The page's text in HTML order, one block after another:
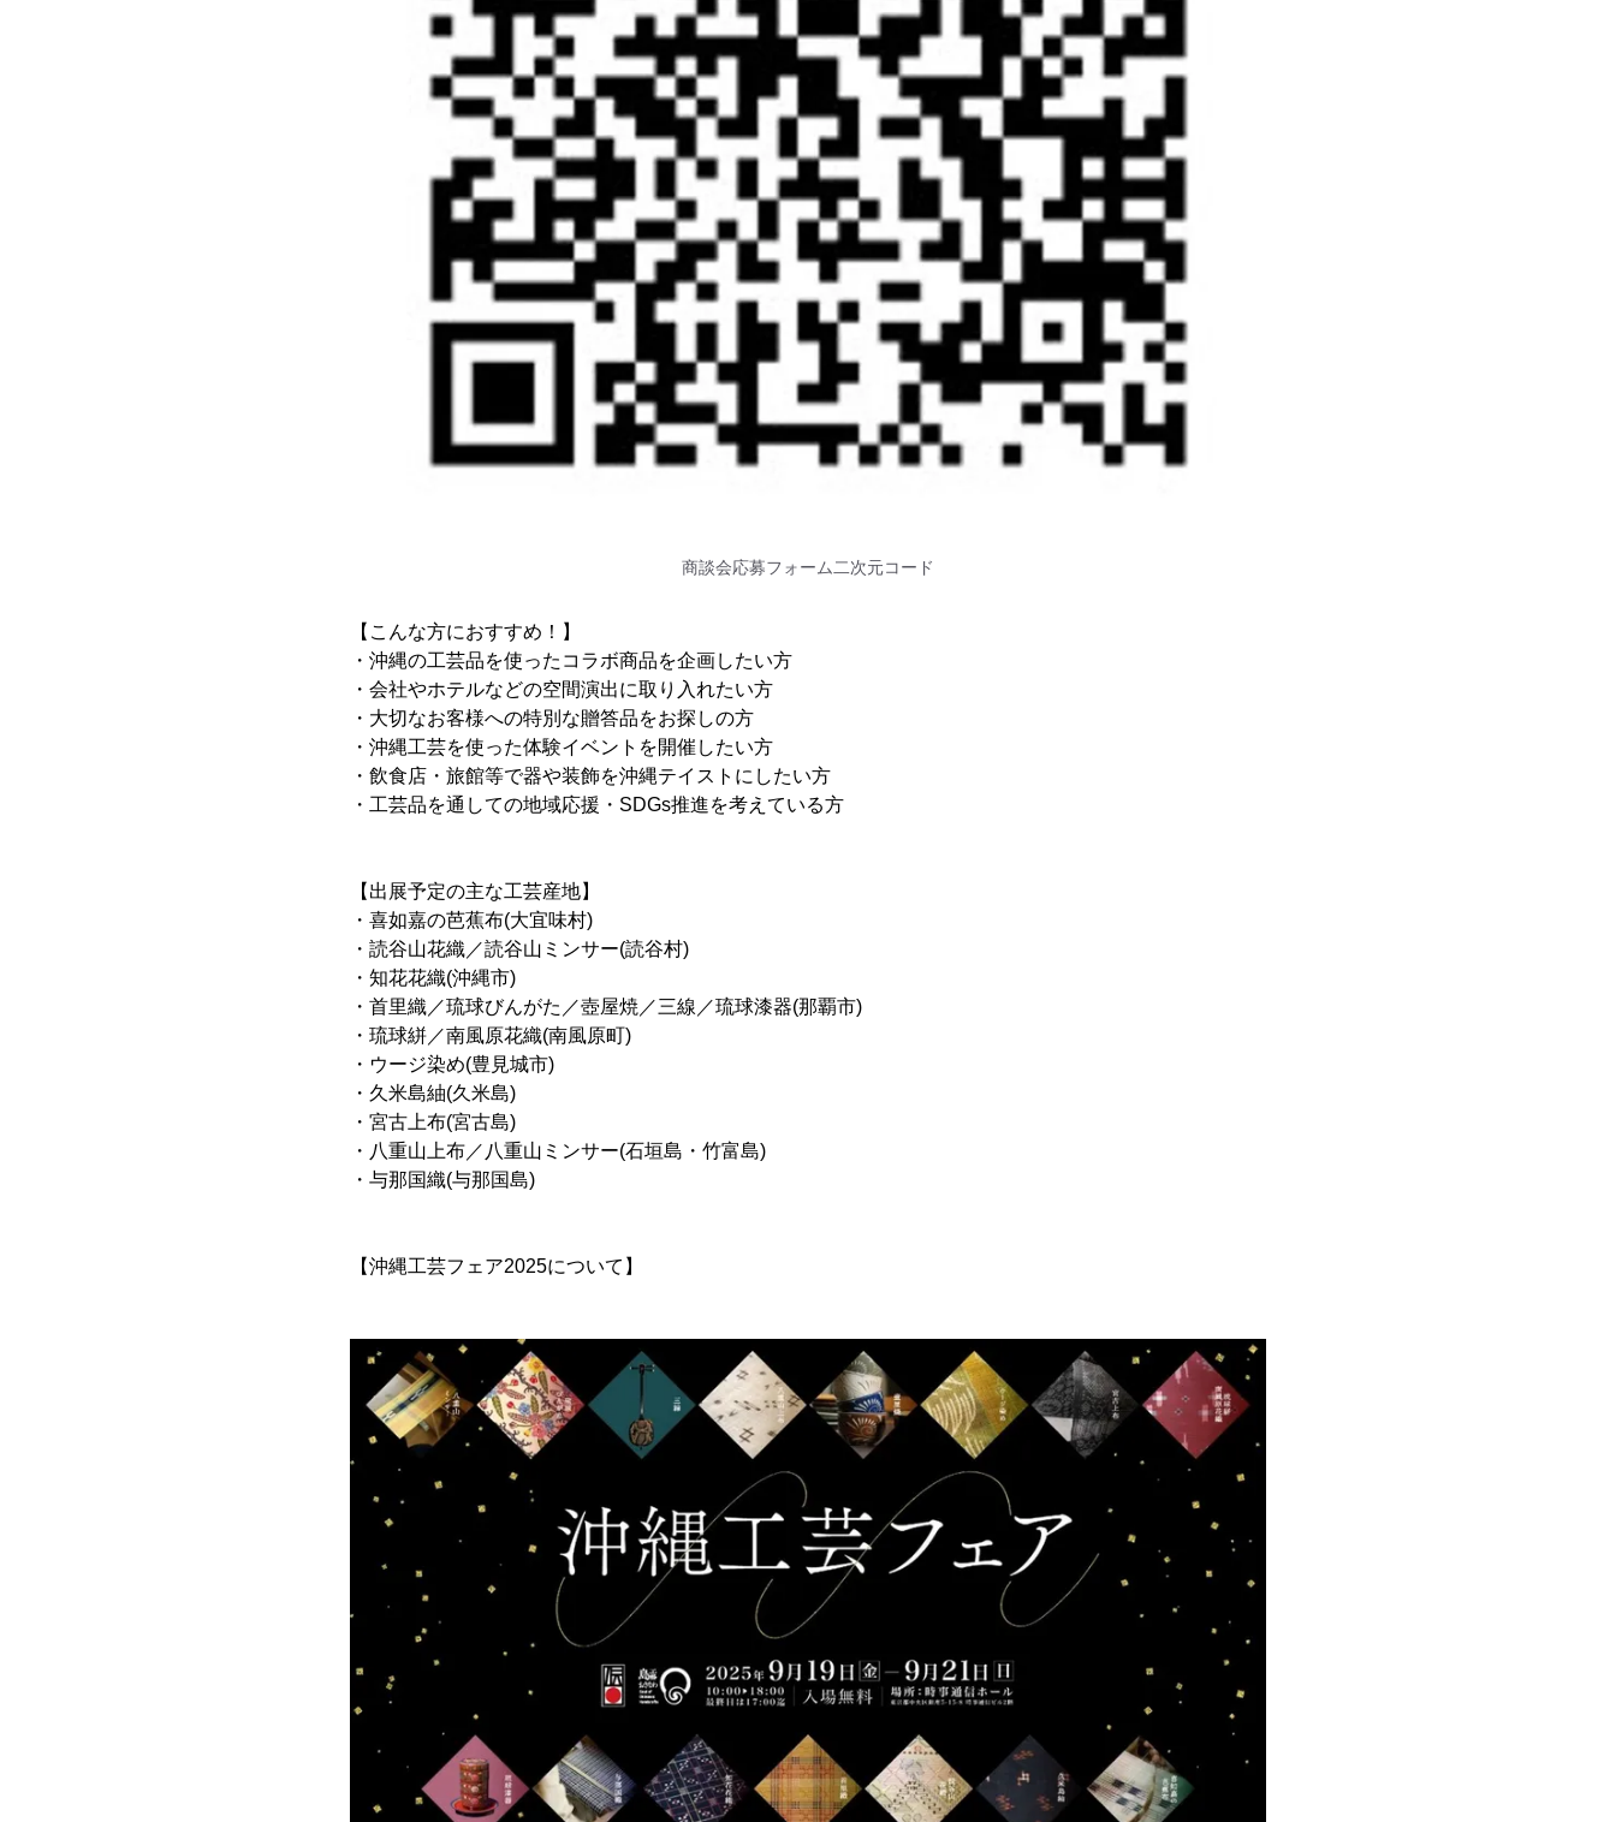
商談会応募フォーム二次元コード
【こんな方におすすめ！】
・沖縄の工芸品を使ったコラボ商品を企画したい方
・会社やホテルなどの空間演出に取り入れたい方
・大切なお客様への特別な贈答品をお探しの方
・沖縄工芸を使った体験イベントを開催したい方
・飲食店・旅館等で器や装飾を沖縄テイストにしたい方
・工芸品を通しての地域応援・SDGs推進を考えている方
【出展予定の主な工芸産地】
・喜如嘉の芭蕉布(大宜味村)
・読谷山花織／読谷山ミンサー(読谷村)
・知花花織(沖縄市)
・首里織／琉球びんがた／壺屋焼／三線／琉球漆器(那覇市)
・琉球絣／南風原花織(南風原町)
・ウージ染め(豊見城市)
・久米島紬(久米島)
・宮古上布(宮古島)
・八重山上布／八重山ミンサー(石垣島・竹富島)
・与那国織(与那国島)
【沖縄工芸フェア2025について】